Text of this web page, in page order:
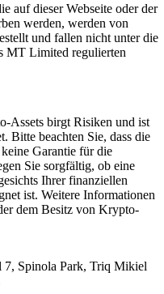
auf dieser Webseite oder der
werden, werden von
und fallen nicht unter die
Limited regulierten
Assets birgt Risiken und ist
Bitte beachten Sie, dass die
Garantie für die
Sie sorgfältig, ob eine
Ihrer finanziellen
ist. Weitere Informationen
dem Besitz von Krypto-
7, Spinola Park, Triq Mikiel